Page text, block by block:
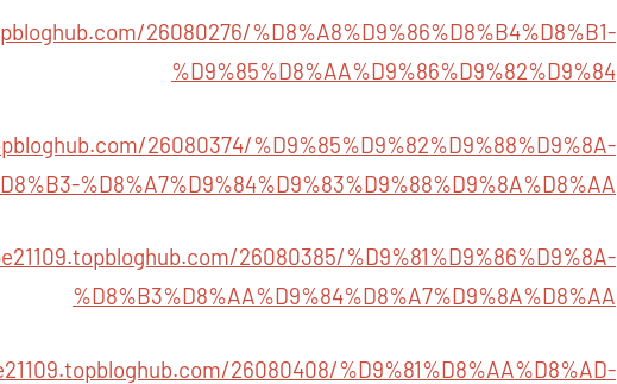
26080276/%D8%A8%D9%86%D8%B4%D8%B1-
%D9%85%D8%AA%D9%86%D9%82%D9%84
26080374/%D9%85%D9%82%D9%88%D9%8A-
%D8%A7%D9%84%D9%83%D9%88%D9%8A%D8%AA
26080385/%D9%81%D9%86%D9%8A-
%D8%B3%D8%AA%D9%84%D8%A7%D9%8A%D8%AA
26080408/%D9%81%D8%AA%D8%AD-